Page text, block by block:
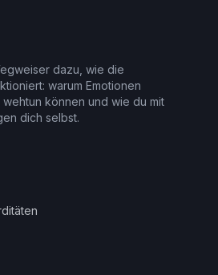
dazu, wie die
warum Emotionen
können und wie du mit
dich selbst.